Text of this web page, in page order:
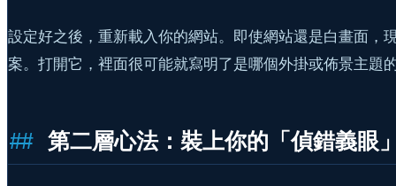
設定好之後，重新載入你的網站。即使網站還是白畫面，
案。打開它，裡面很可能就寫明了是哪個外掛或佈景主題
第二層心法：裝上你的「偵錯義